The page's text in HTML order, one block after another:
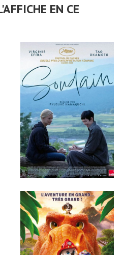
EN CE